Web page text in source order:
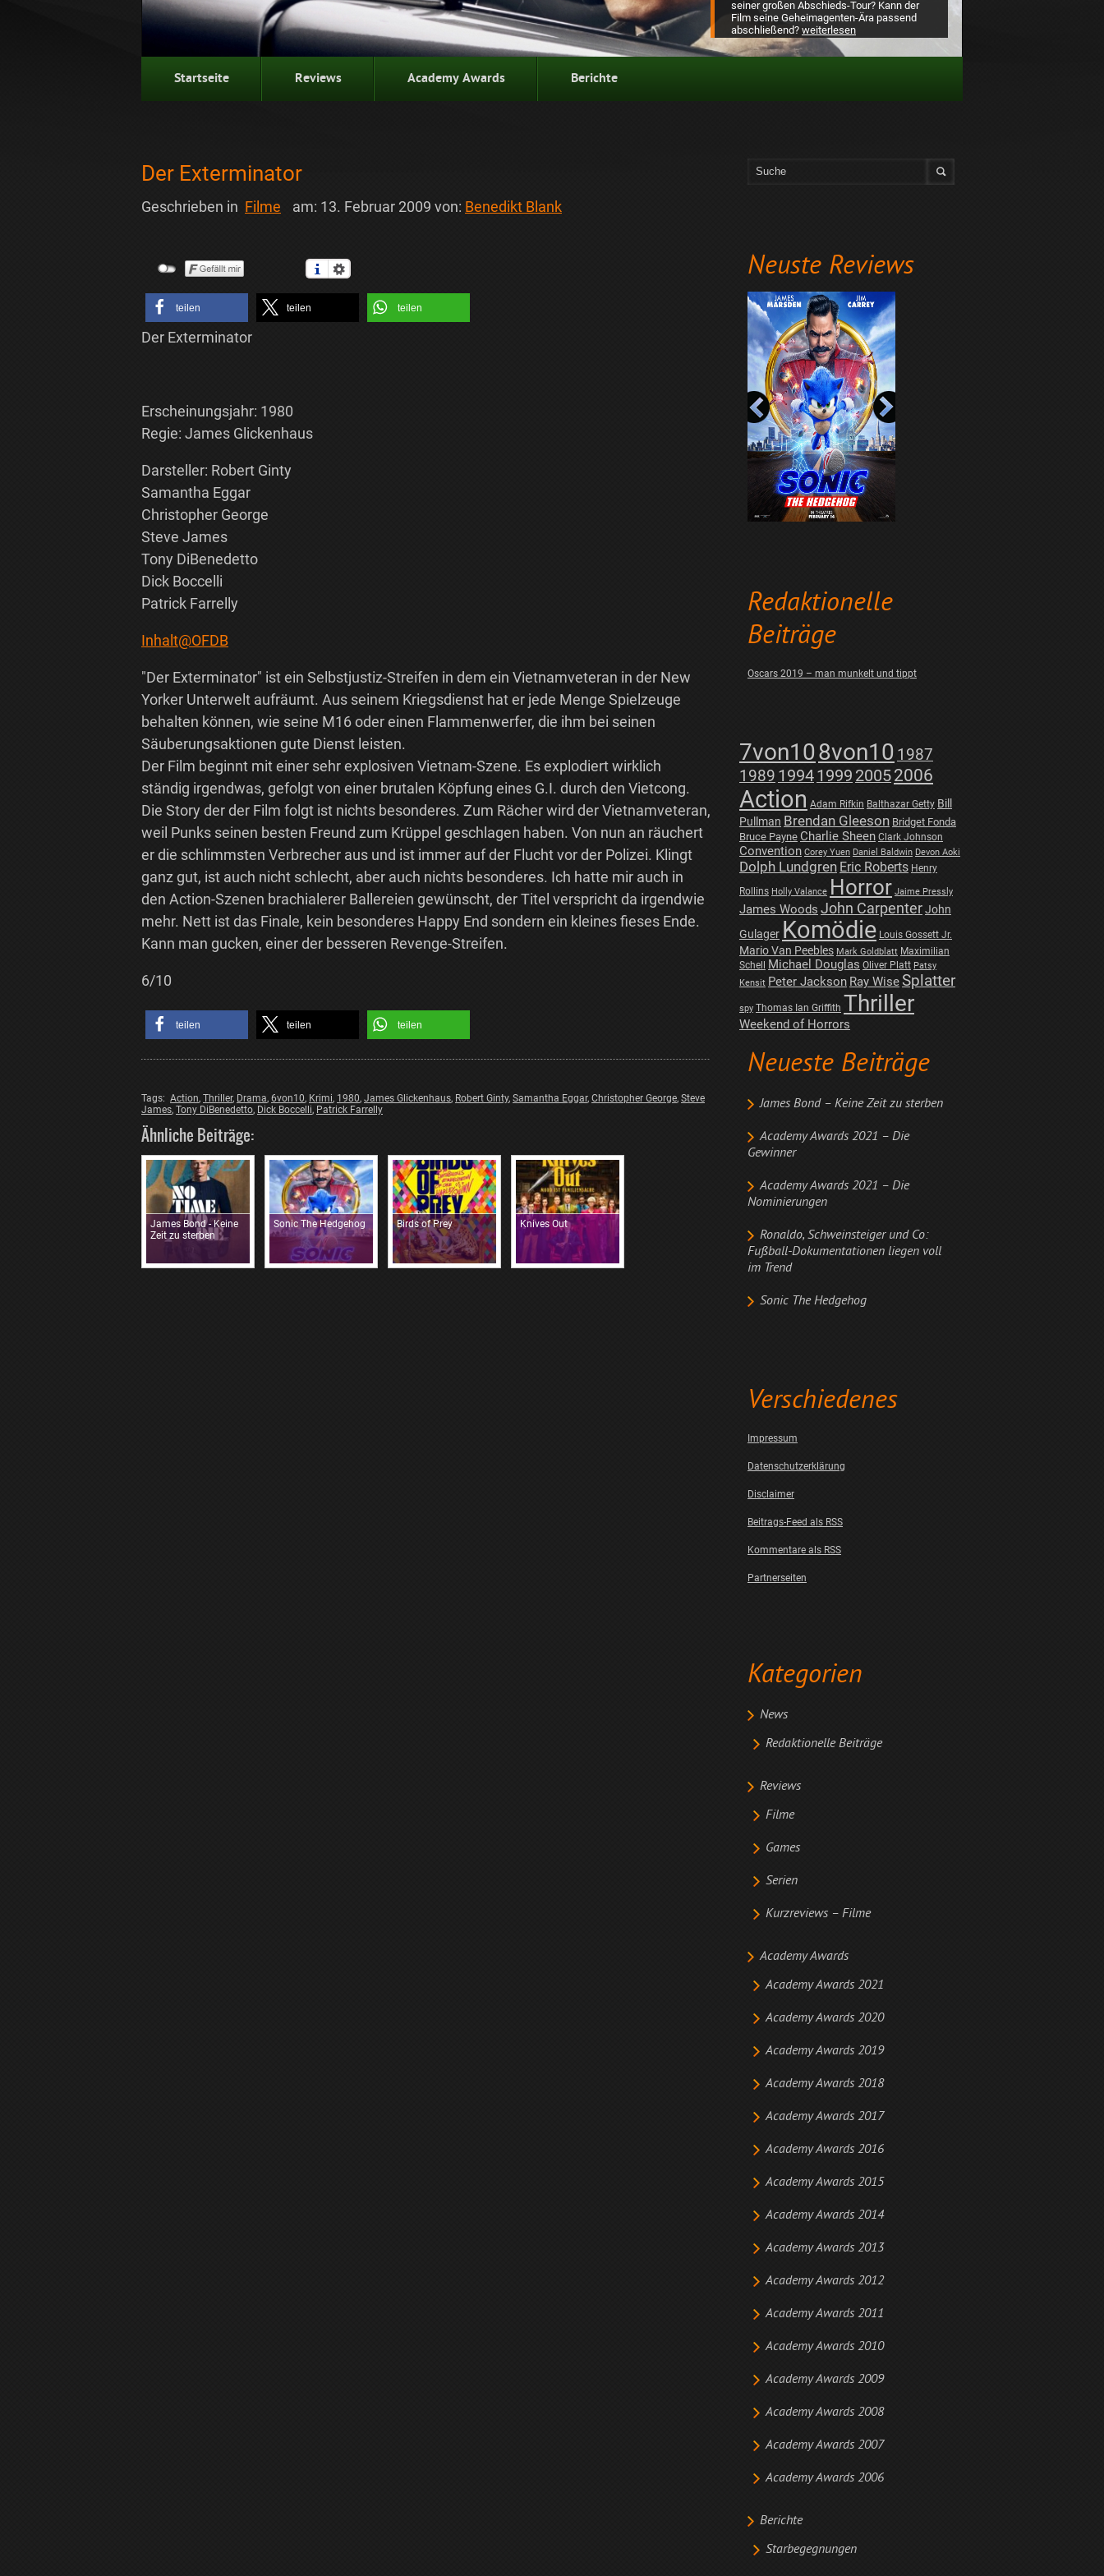
seiner großen Abschieds-Tour? Kann der
Film seine Geheimagenten-Ära passend
abschließend? weiterlesen
Startseite Reviews Academy Awards Berichte
Neuste Reviews
Redaktionelle
Beiträge
Oscars 2019 – man munkelt und tippt
7von108von10 1987
1989 19941999 20052006
Action Adam Rifkin Balthazar Getty Bill
Pullman Brendan Gleeson Bridget Fonda
Bruce Payne Charlie Sheen Clark Johnson
Convention Corey Yuen Daniel Baldwin Devon Aoki
Dolph Lundgren Eric Roberts Henry
Rollins Holly Valance Horror Jaime Pressly
James Woods John CarpenterJohn
Gulager Komödie Louis Gossett Jr.
Mario Van Peebles Mark Goldblatt Maximilian
Schell
Michael Douglas Oliver Platt Patsy
Kensit Peter Jackson Ray WiseSplatter
spy Thomas Ian Griffith Thriller
Weekend of Horrors
Neueste Beiträge
James Bond – Keine Zeit zu sterben
Academy Awards 2021 – Die
Gewinner
Academy Awards 2021 – Die
Nominierungen
Ronaldo, Schweinsteiger und Co:
Fußball-Dokumentationen liegen voll
im Trend
Sonic The Hedgehog
Verschiedenes
Impressum
Datenschutzerklärung
Disclaimer
Beitrags-Feed als RSS
Kommentare als RSS
Partnerseiten
Kategorien
News
Redaktionelle Beiträge
Reviews
Filme
Games
Serien
Kurzreviews – Filme
Academy Awards
Academy Awards 2021
Academy Awards 2020
Academy Awards 2019
Academy Awards 2018
Academy Awards 2017
Academy Awards 2016
Academy Awards 2015
Academy Awards 2014
Academy Awards 2013
Academy Awards 2012
Academy Awards 2011
Academy Awards 2010
Academy Awards 2009
Academy Awards 2008
Academy Awards 2007
Academy Awards 2006
Berichte
Starbegegnungen
Der Exterminator
Geschrieben in Filme am: 13. Februar 2009 von: Benedikt Blank
teilen teilen teilen
Der Exterminator
Erscheinungsjahr: 1980
Regie: James Glickenhaus
Darsteller: Robert Ginty
Samantha Eggar
Christopher George
Steve James
Tony DiBenedetto
Dick Boccelli
Patrick Farrelly
Inhalt@OFDB
"Der Exterminator" ist ein Selbstjustiz-Streifen in dem ein Vietnamveteran in der New
Yorker Unterwelt aufräumt. Aus seinem Kriegsdienst hat er jede Menge Spielzeuge
behalten können, wie seine M16 oder einen Flammenwerfer, die ihm bei seinen
Säuberungsaktionen gute Dienst leisten.
Der Film beginnt mit einer sehr explosiven Vietnam-Szene. Es explodiert wirklich
ständig irgendwas, gefolgt von einer brutalen Köpfung eines G.I. durch den Vietcong.
Die Story der der Film folgt ist nichts besonderes. Zum Rächer wird der Vietnamveteran,
weil Punks seinen besten Freund zum Krüppel geschlagen haben. Von nun an räuchert
er die schlimmsten Verbrecher aus und ist immer auf der Flucht vor der Polizei. Klingt
ganz gut, ist auch nicht schlecht, aber auch nichts besonderes. Ich hatte mir auch in
den Action-Szenen brachialerer Ballereien gewünscht, der Titel verspricht da irgendwie
mehr. Nett ist das Finale, kein besonderes Happy End sondern ein kleines fieses Ende.
Kann man gucken, einer der besseren Revenge-Streifen.
6/10
teilen teilen teilen
Tags: Action, Thriller, Drama, 6von10, Krimi, 1980, James Glickenhaus, Robert Ginty, Samantha Eggar, Christopher George, Steve
James, Tony DiBenedetto, Dick Boccelli, Patrick Farrelly
Ähnliche Beiträge:
James Bond - Keine
Zeit zu sterben
Sonic The Hedgehog Birds of Prey Knives Out